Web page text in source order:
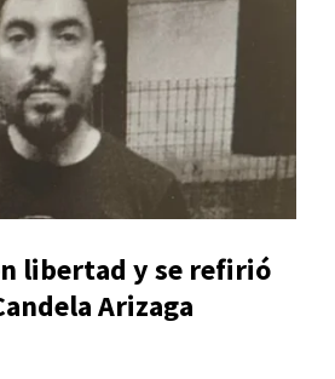
libertad y se refirió
Arizaga